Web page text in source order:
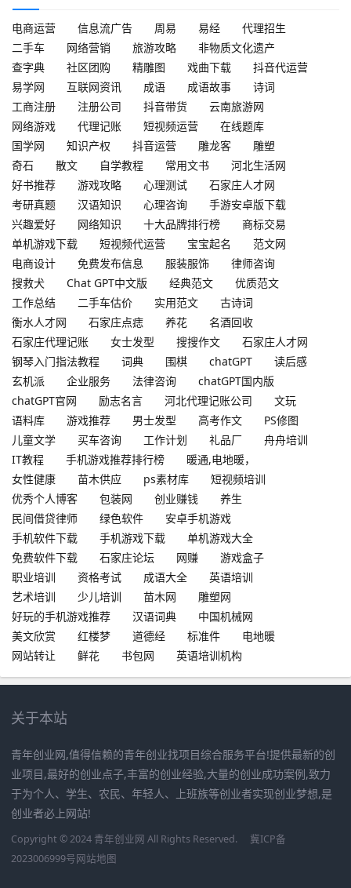
电商运营 信息流广告 周易 易经
代理招生
二手车
网络营销 旅游攻略
非物质文化遗产
查字典
社区团购 精雕图 戏曲下载
抖音代运营
易学网
互联网资讯 成语 成语故事
诗词
工商注册
注册公司 抖音带货
云南旅游网
网络游戏
代理记账 短视频运营
在线题库
国学网
知识产权 抖音运营 雕龙客
雕塑
奇石
散文 自学教程 常用文书
河北生活网
好书推荐
游戏攻略 心理测试
石家庄人才网
考研真题
汉语知识 心理咨询
手游安卓版下载
兴趣爱好
网络知识 十大品牌排行榜
商标交易
单机游戏下载
短视频代运营 宝宝起名
范文网
电商设计
免费发布信息 服装服饰
律师咨询
搜救犬
Chat GPT中文版 经典范文
优质范文
工作总结
二手车估价 实用范文
古诗词
衡水人才网
石家庄点痣 养花
名酒回收
石家庄代理记账
女士发型 搜搜作文
石家庄人才网
钢琴入门指法教程
词典 围棋 chatGPT
读后感
玄机派
企业服务 法律咨询
chatGPT国内版
chatGPT官网
励志名言 河北代理记账公司
文玩
语料库
游戏推荐 男士发型 高考作文
PS修图
儿童文学
买车咨询 工作计划 礼品厂
舟舟培训
IT教程
手机游戏推荐排行榜
暖通,电地暖，
女性健康
苗木供应 ps素材库
短视频培训
优秀个人博客
包装网 创业赚钱
养生
民间借贷律师
绿色软件
安卓手机游戏
手机软件下载
手机游戏下载
单机游戏大全
免费软件下载
石家庄论坛 网赚
游戏盒子
职业培训
资格考试 成语大全
英语培训
艺术培训
少儿培训 苗木网
雕塑网
好玩的手机游戏推荐
汉语词典
中国机械网
美文欣赏
红楼梦 道德经 标准件
电地暖
网站转让
鲜花 书包网 英语培训机构
关于本站
青年创业网,值得信赖的青年创业找项目综合服务平台!提供最新的创
业项目,最好的创业点子,丰富的创业经验,大量的创业成功案例,致力
于为个人、学生、农民、年轻人、上班族等创业者实现创业梦想,是
创业者必上网站!
Copyright © 2024 青年创业网 All Rights Reserved.
冀ICP备
2023006999号网站地图